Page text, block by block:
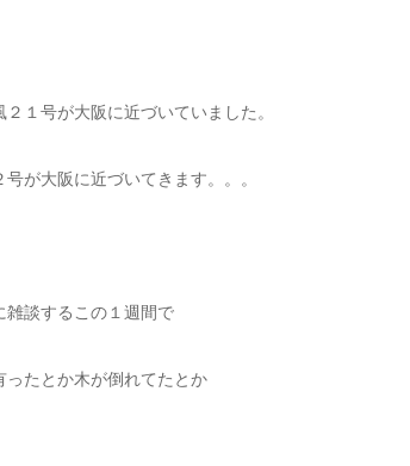
１号が大阪に近づいていました。
が大阪に近づいてきます。。。
雑談するこの１週間で
たとか木が倒れてたとか